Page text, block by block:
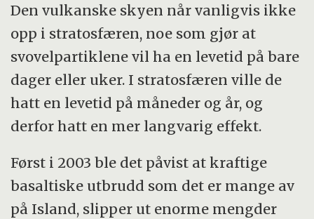
Den vulkanske skyen når vanligvis ikke
opp i stratosfæren, noe som gjør at
svovelpartiklene vil ha en levetid på bare
dager eller uker. I stratosfæren ville de
hatt en levetid på måneder og år, og
derfor hatt en mer langvarig effekt.
Først i 2003 ble det påvist at kraftige
basaltiske utbrudd som det er mange av
på Island, slipper ut enorme mengder